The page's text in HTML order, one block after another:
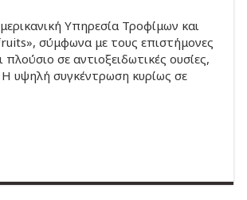
Υπηρεσία Τροφίμων και
σύμφωνα με τους επιστήμονες
σε αντιοξειδωτικές ουσίες,
Η υψηλή συγκέντρωση κυρίως σε